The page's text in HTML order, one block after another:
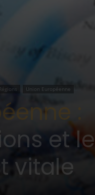
Union Européenne
:
et
vitale